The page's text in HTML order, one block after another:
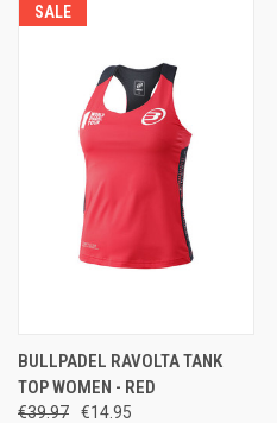
SALE
BULLPADEL RAVOLTA TANK
TOP WOMEN - RED
€39.97
€14.95